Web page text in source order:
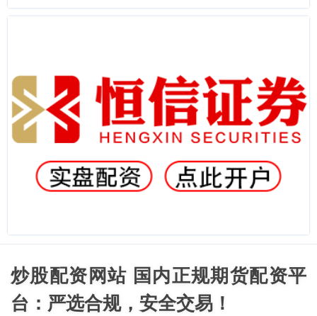
炒股配资网站 国内正规期货配资平
台：严选合规，安全交易！